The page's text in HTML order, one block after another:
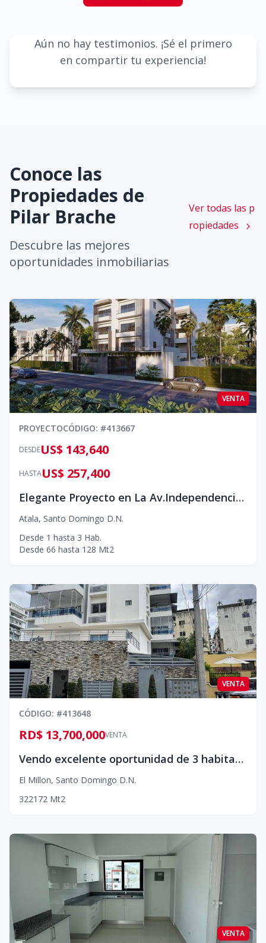
Aún no hay testimonios. ¡Sé el primero
en compartir tu experiencia!
Conoce las
Propiedades de
Pilar Brache
Descubre las mejores
oportunidades inmobiliarias
Ver todas las p
ropiedades
VENTA
PROYECTOCÓDIGO: #413667
DESDEUS$ 143,640
HASTAUS$ 257,400
Elegante Proyecto en La Av.Independencia con unidades disponibles de 3habitaicones desde US$257,000
Atala, Santo Domingo D.N.
Desde 1 hasta 3 Hab.
Desde 66 hasta 128 Mt2
VENTA
CÓDIGO: #413648
VENTA
RD$ 13,700,000
Vendo excelente oportunidad de 3 habitaciones en 2do piso con ascensor en el Millón
El Millon, Santo Domingo D.N.
322172 Mt2
VENTA